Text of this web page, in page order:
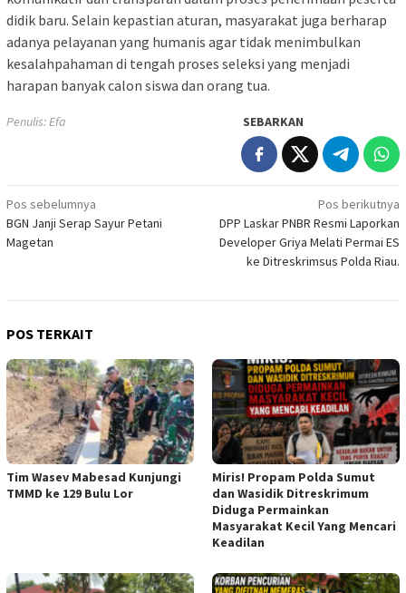
didik baru. Selain kepastian aturan, masyarakat juga berharap
adanya pelayanan yang humanis agar tidak menimbulkan
kesalahpahaman di tengah proses seleksi yang menjadi
harapan banyak calon siswa dan orang tua.
Penulis: Efa SEBARKAN
Navigasi
pos
Pos sebelumnya
BGN Janji Serap Sayur Petani
Magetan
Pos berikutnya
DPP Laskar PNBR Resmi Laporkan
Developer Griya Melati Permai ES
ke Ditreskrimsus Polda Riau.
POS TERKAIT
Tim Wasev Mabesad Kunjungi
TMMD ke 129 Bulu Lor
Miris! Propam Polda Sumut
dan Wasidik Ditreskrimum
Diduga Permainkan
Masyarakat Kecil Yang Mencari
Keadilan